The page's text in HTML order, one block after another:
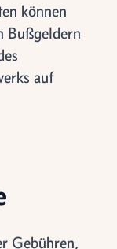
können
Bußgeldern
auf
Gebühren,